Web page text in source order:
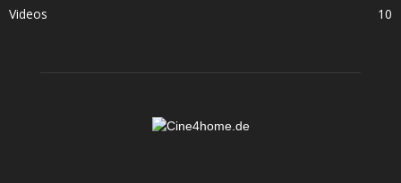
Videos
10